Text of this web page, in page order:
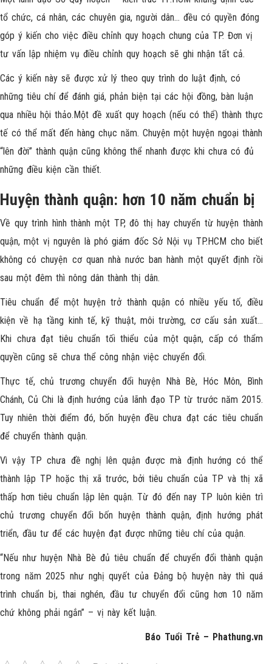
tổ chức, cá nhân, các chuyên gia, người dân… đều có quyền đóng
góp ý kiến cho việc điều chỉnh quy hoạch chung của TP. Đơn vị
tư vấn lập nhiệm vụ điều chỉnh quy hoạch sẽ ghi nhận tất cả.
Các ý kiến này sẽ được xử lý theo quy trình do luật định, có
những tiêu chí để đánh giá, phản biện tại các hội đồng, bàn luận
qua nhiều hội thảo.Một đề xuất quy hoạch (nếu có thể) thành thực
tế có thể mất đến hàng chục năm. Chuyện một huyện ngoại thành
“lên đời” thành quận cũng không thể nhanh được khi chưa có đủ
những điều kiện cần thiết.
Huyện thành quận: hơn 10 năm chuẩn bị
Về quy trình hình thành một TP, đô thị hay chuyển từ huyện thành
quận, một vị nguyên là phó giám đốc Sở Nội vụ TP.HCM cho biết
không có chuyện cơ quan nhà nước ban hành một quyết định rồi
sau một đêm thì nông dân thành thị dân.
Tiêu chuẩn để một huyện trở thành quận có nhiều yếu tố, điều
kiện về hạ tầng kinh tế, kỹ thuật, môi trường, cơ cấu sản xuất…
Khi chưa đạt tiêu chuẩn tối thiểu của một quận, cấp có thẩm
quyền cũng sẽ chưa thể công nhận việc chuyển đổi.
Thực tế, chủ trương chuyển đổi huyện Nhà Bè, Hóc Môn, Bình
Chánh, Củ Chi là định hướng của lãnh đạo TP từ trước năm 2015.
Tuy nhiên thời điểm đó, bốn huyện đều chưa đạt các tiêu chuẩn
để chuyển thành quận.
Vì vậy TP chưa đề nghị lên quận được mà định hướng có thể
thành lập TP hoặc thị xã trước, bởi tiêu chuẩn của TP và thị xã
thấp hơn tiêu chuẩn lập lên quận. Từ đó đến nay TP luôn kiên trì
chủ trương chuyển đổi bốn huyện thành quận, định hướng phát
triển, đầu tư để các huyện đạt được những tiêu chí của quận.
“Nếu như huyện Nhà Bè đủ tiêu chuẩn để chuyển đổi thành quận
trong năm 2025 như nghị quyết của Đảng bộ huyện này thì quá
trình chuẩn bị, thai nghén, đầu tư chuyển đổi cũng hơn 10 năm
chứ không phải ngắn” – vị này kết luận.
Báo Tuổi Trẻ – Phathung.vn